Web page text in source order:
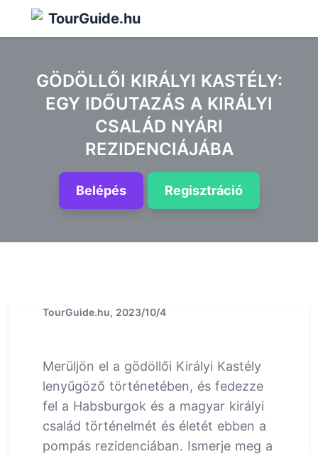
TourGuide.hu
GÖDÖLLŐI KIRÁLYI KASTÉLY:
EGY IDŐUTAZÁS A KIRÁLYI
CSALÁD NYÁRI
REZIDENCIÁJÁBA
Belépés Regisztráció
TourGuide.hu, 2023/10/4
Merüljön el a gödöllői Királyi Kastély
lenyűgöző történetében, és fedezze
fel a Habsburgok és a magyar királyi
család történelmét és életét ebben a
pompás rezidenciában. Ismerje meg a